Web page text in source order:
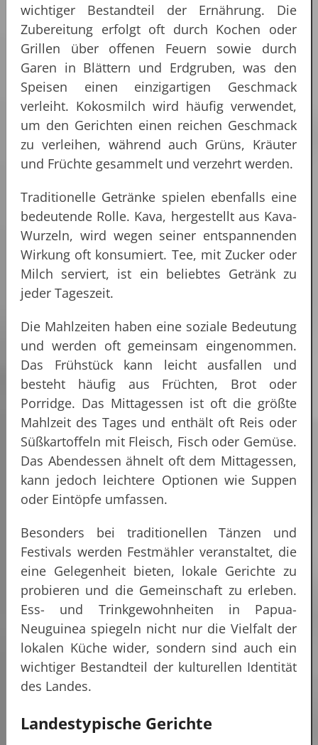
wichtiger Bestandteil der Ernährung. Die
Zubereitung erfolgt oft durch Kochen oder
Grillen über offenen Feuern sowie durch
Garen in Blättern und Erdgruben, was den
Speisen einen einzigartigen Geschmack
verleiht. Kokosmilch wird häufig verwendet,
um den Gerichten einen reichen Geschmack
zu verleihen, während auch Grüns, Kräuter
und Früchte gesammelt und verzehrt werden.
Traditionelle Getränke spielen ebenfalls eine
bedeutende Rolle. Kava, hergestellt aus Kava-
Wurzeln, wird wegen seiner entspannenden
Wirkung oft konsumiert. Tee, mit Zucker oder
Milch serviert, ist ein beliebtes Getränk zu
jeder Tageszeit.
Die Mahlzeiten haben eine soziale Bedeutung
und werden oft gemeinsam eingenommen.
Das Frühstück kann leicht ausfallen und
besteht häufig aus Früchten, Brot oder
Porridge. Das Mittagessen ist oft die größte
Mahlzeit des Tages und enthält oft Reis oder
Süßkartoffeln mit Fleisch, Fisch oder Gemüse.
Das Abendessen ähnelt oft dem Mittagessen,
kann jedoch leichtere Optionen wie Suppen
oder Eintöpfe umfassen.
Besonders bei traditionellen Tänzen und
Festivals werden Festmähler veranstaltet, die
eine Gelegenheit bieten, lokale Gerichte zu
probieren und die Gemeinschaft zu erleben.
Ess- und Trinkgewohnheiten in Papua-
Neuguinea spiegeln nicht nur die Vielfalt der
lokalen Küche wider, sondern sind auch ein
wichtiger Bestandteil der kulturellen Identität
des Landes.
Landestypische Gerichte